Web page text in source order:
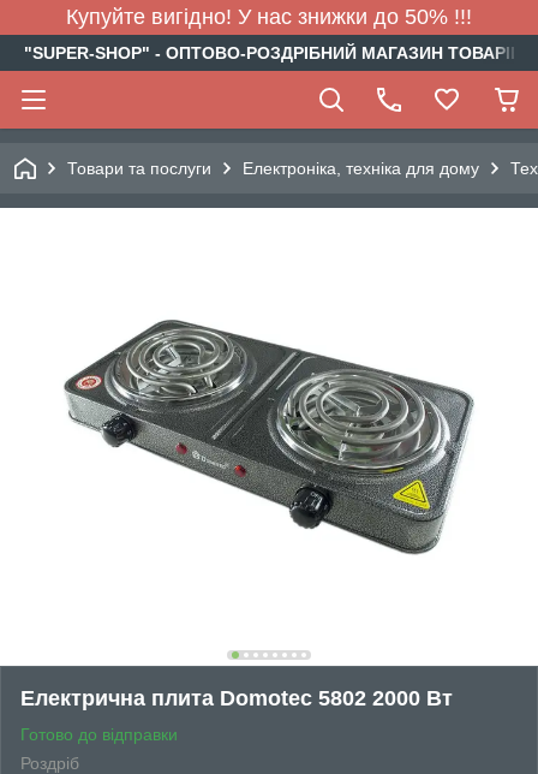
Купуйте вигідно! У нас знижки до 50% !!!
"SUPER-SHOP" - ОПТОВО-РОЗДРІБНИЙ МАГАЗИН
Товари та послуги Електроніка, техніка для дому
Електрична плита Domotec 5802 2000 Вт
Готово до відправки
Роздріб